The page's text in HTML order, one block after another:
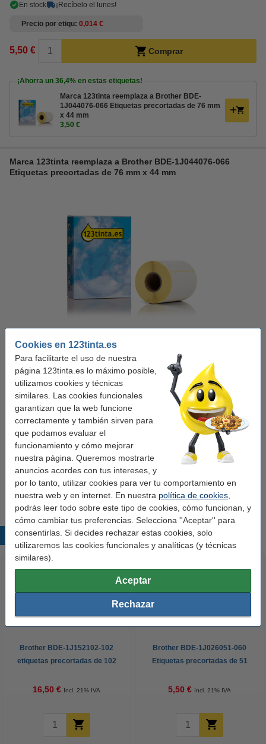
Cookies en 123tinta.es
Para facilitarte el uso de nuestra
página 123tinta.es lo máximo posible,
utilizamos cookies y técnicas
similares. Las cookies funcionales
garantizan que la web funcione
correctamente y también sirven para
que podamos evaluar el
funcionamiento y cómo mejorar
nuestra página. Queremos mostrarte
anuncios acordes con tus intereses, y
por lo tanto, utilizar cookies para ver tu comportamiento en
nuestra web y en internet. En nuestra política de cookies
podrás leer todo sobre este tipo de cookies, cómo funcionan, y
cómo cambiar tus preferencias. Selecciona ''Aceptar'' para
consentirlas. Si decides rechazar estas cookies, solo
utilizaremos las cookies funcionales y analíticas (y técnicas
similares).
Aceptar
Rechazar
En stock
¡Recíbelo el lunes!
Precio por etiqu 0,014 €
5,50 € Comprar
¡Ahorra un 36,4% en estas etiquetas!
Marca 123tinta reemplaza a Brother BDE-
1J044076-066 Etiquetas precortadas de 76 mm
x 44 mm
3,50 €
Marca 123tinta reemplaza a Brother BDE-1J044076-066
Etiquetas precortadas de 76 mm x 44 mm
Medidas: 44 x 76 mm (LxAn) Cantidad:
Ancho mm:76 mm
19 mm 26 mm 50 mm 76 mm
Ver características y descripción
¡Ahorra un36,4%en estas etiquetas!
En stock
Precio por etiqu 0,009 €
3,50 € Comprar
Productos destacados
Brother BDE-1J152102-102
etiquetas precortadas de 102
16,50 € Incl. 21% IVA
Brother BDE-1J026051-060
Etiquetas precortadas de 51
5,50 € Incl. 21% IVA